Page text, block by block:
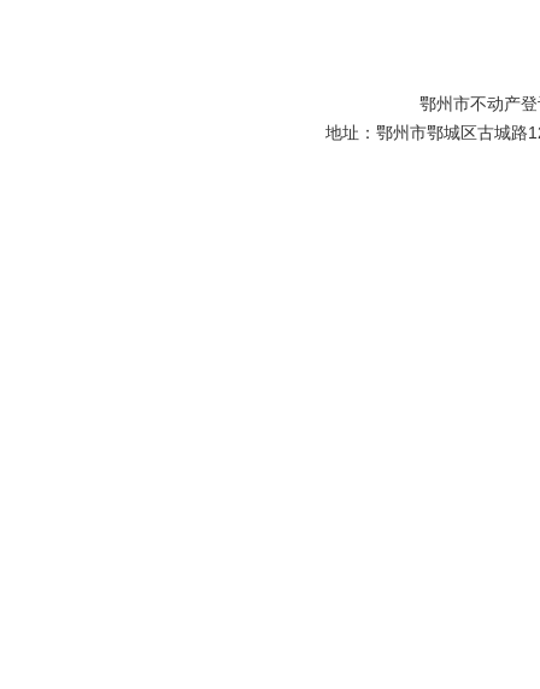
鄂州市不动产
地址：鄂州市鄂城区古城路